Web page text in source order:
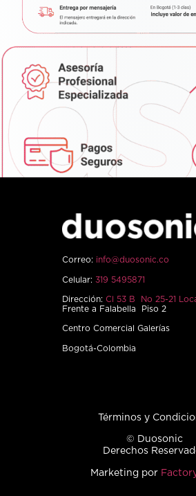
Correo: info@duosonic.co
Celular: 319 5495871
Dirección: Cl 53 B No 25-21
Frente a Falabella Piso 2
Centro Comercial Galerías
Bogotá-Colombia
Términos y
© Duosonic
Derechos
Marketing por